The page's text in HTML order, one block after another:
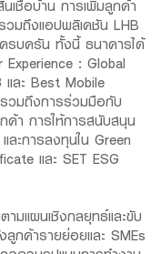
เชื่อบ้าน การเพิ่มลูกค้า
มถึงแอปพลิเคชัน LHB
รบครัน ทั้งนี้ ธนาคารได้
: Global
และ Best Mobile
วมถึงการร่วมมือกับ
ค้า การให้การสนับสนุน
ะการลงทุนใน Green
และ SET ESG
ผนเชิงกลยุทธ์และขับ
ลูกค้ารายย่อยและ SMEs